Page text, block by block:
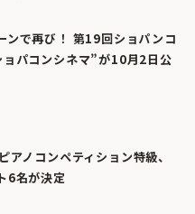
ンで再び！ 第19回ショパンコ
パコンシネマ”が10月2日公
アノコンペティション特級、
6名が決定